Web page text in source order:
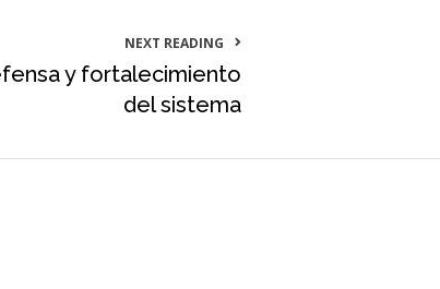
NEXT READING
y fortalecimiento
del sistema